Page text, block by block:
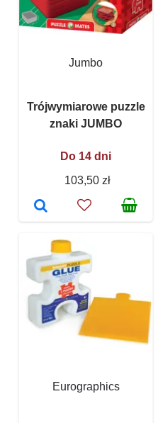
Jumbo
Trójwymiarowe puzzle
znaki JUMBO
Do 14 dni
103,50 zł
Eurographics